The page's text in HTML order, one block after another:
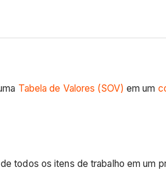
Tabela de Valores (SOV) em um
todos os itens de trabalho em um